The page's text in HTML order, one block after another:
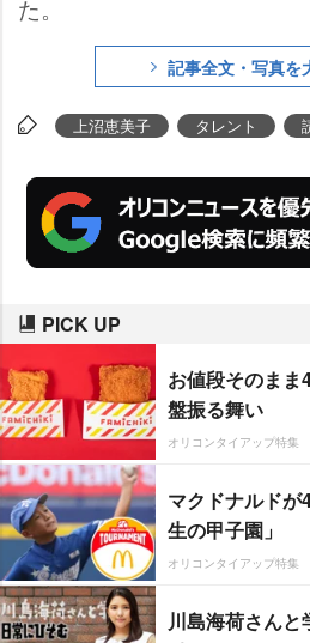
た。
記事全文・写真を
上沼恵美子 タレント
PICK UP
お値段そのま
盤振る舞い
オリコンタイアップ特集
マクドナルド
生の甲子園」
オリコンタイアップ特集
川島海荷さん